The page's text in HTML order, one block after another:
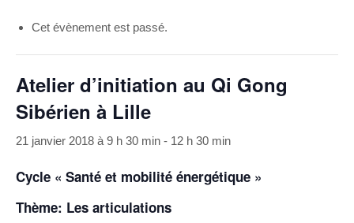
Cet évènement est passé.
Atelier d’initiation au Qi Gong
Sibérien à Lille
21 janvier 2018 à 9 h 30 min - 12 h 30 min
Cycle « Santé et mobilité énergétique »
Thème: Les articulations